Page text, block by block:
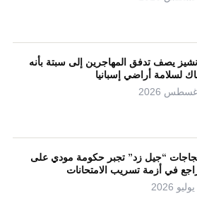
يصف تدفق المهاجرين إلى سبتة بأنه
لسلامة أراضي إسبانيا
“جيل زد” تجبر حكومة مودي على
في أزمة تسريب الامتحانات